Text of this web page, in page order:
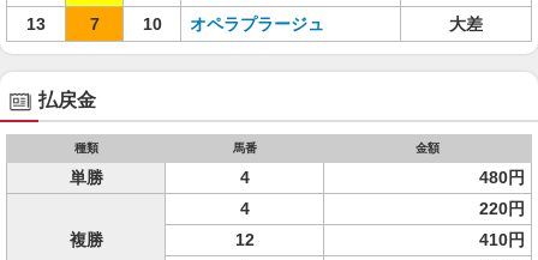
13
7 10 オペラプラージュ 大差
払戻金
種類 馬番 金額
単勝 4 480円
複勝
4
220円
12
410円